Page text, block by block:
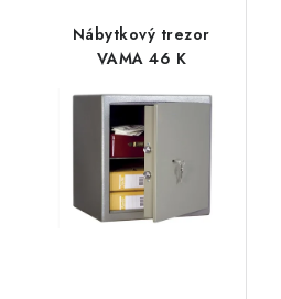
Nábytkový trezor
VAMA 46 K